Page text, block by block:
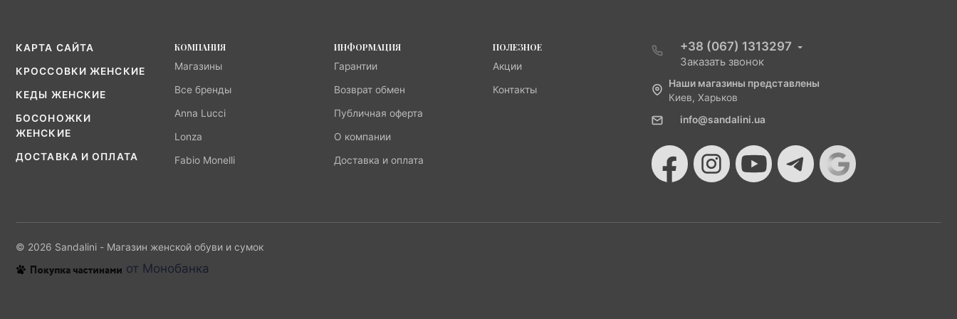
КАРТА САЙТА
КРОССОВКИ ЖЕНСКИЕ
КЕДЫ ЖЕНСКИЕ
БОСОНОЖКИ
ЖЕНСКИЕ
ДОСТАВКА И ОПЛАТА
КОМПАНИЯ
Магазины
Все бренды
Anna Lucci
Lonza
Fabio Monelli
ИНФОРМАЦИЯ
Гарантии
Возврат обмен
Публичная оферта
О компании
Доставка и оплата
ПОЛЕЗНОЕ
Акции
Контакты
+38 (067) 1313297
Заказать звонок
Наши магазины представлены
Киев, Харьков
info@sandalini.ua
© 2026 Sandalini - Магазин женской обуви и сумок
от Монобанка